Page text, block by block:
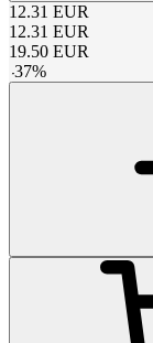
12.31 EUR
12.31 EUR
19.50 EUR
-37%